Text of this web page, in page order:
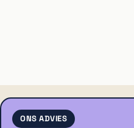
ONS ADVIES